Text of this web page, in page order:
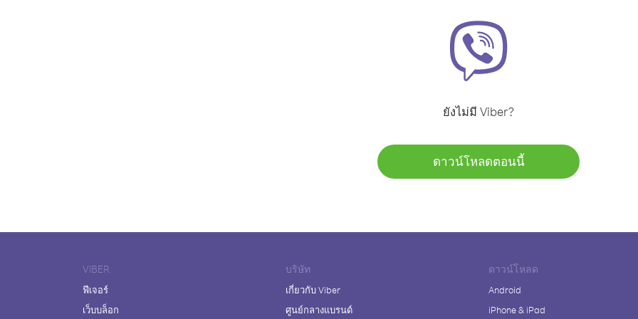
ยังไม่มี Viber?
ดาวน์โหลดตอนนี้
VIBER
ฟีเจอร์
เว็บบล็อก
บริษัท
เกี่ยวกับ Viber
ศูนย์กลางแบรนด์
ดาวน์โหลด
Android
iPhone & iPad